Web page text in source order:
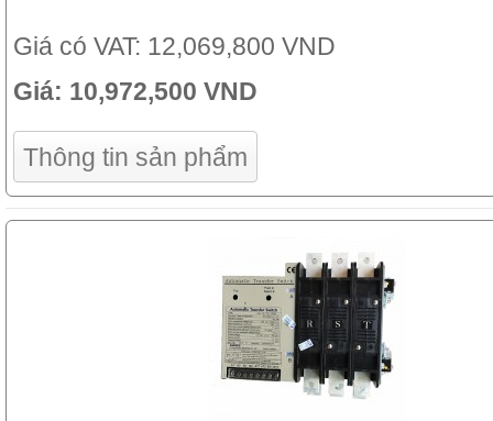
Giá có VAT: 12,069,800 VND
Giá: 10,972,500 VND
Thông tin sản phẩm